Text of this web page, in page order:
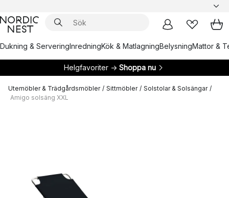
Dukning & ServeringInredningKök & MatlagningBelysningMattor &
Helgfavoriter → Shoppa nu
Utemöbler & Trädgårdsmöbler / Sittmöbler / Solstolar & Solsängar /
Amigo solsäng XXL